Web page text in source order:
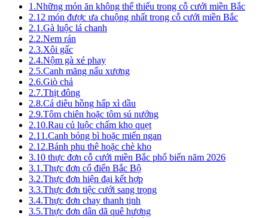
1.Những món ăn không thể thiếu trong cỗ cưới miền Bắc
2.12 món được ưa chuộng nhất trong cỗ cưới miền Bắc
2.1.Gà luộc lá chanh
2.2.Nem rán
2.3.Xôi gấc
2.4.Nộm gà xé phay
2.5.Canh măng nấu xương
2.6.Giò chả
2.7.Thịt đông
2.8.Cá diêu hồng hấp xì dầu
2.9.Tôm chiên hoặc tôm sú nướng
2.10.Rau củ luộc chấm kho quẹt
2.11.Canh bóng bì hoặc miến ngan
2.12.Bánh phu thê hoặc chè kho
3.10 thực đơn cỗ cưới miền Bắc phổ biến năm 2026
3.1.Thực đơn cổ điển Bắc Bộ
3.2.Thực đơn hiện đại kết hợp
3.3.Thực đơn tiệc cưới sang trọng
3.4.Thực đơn chay thanh tịnh
3.5.Thực đơn dân dã quê hương